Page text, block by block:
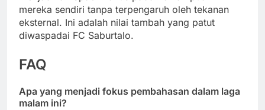
mereka sendiri tanpa terpengaruh oleh tekanan
eksternal. Ini adalah nilai tambah yang patut
diwaspadai FC Saburtalo.
FAQ
Apa yang menjadi fokus pembahasan dalam laga
malam ini?